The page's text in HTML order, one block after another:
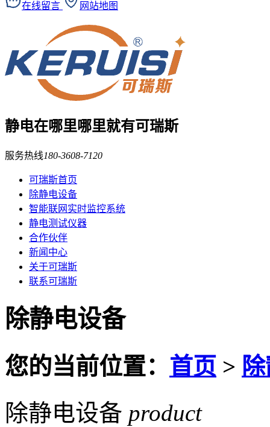
在线留言 网站地图
静电在哪里哪里就有可瑞斯
服务热线180-3608-7120
可瑞斯首页
除静电设备
智能联网实时监控系统
静电测试仪器
合作伙伴
新闻中心
关于可瑞斯
联系可瑞斯
除静电设备
您的当前位置： 首页 >
除静电设备 product